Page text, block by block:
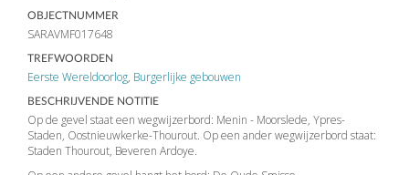
OBJECTNUMMER
SARAVMF017648
TREFWOORDEN
Eerste Wereldoorlog, Burgerlijke gebouwen
BESCHRIJVENDE NOTITIE
Op de gevel staat een wegwijzerbord: Menin - Moorslede, Ypres-
Staden, Oostnieuwkerke-Thourout. Op een ander wegwijzerbord staat:
Staden Thourout, Beveren Ardoye.